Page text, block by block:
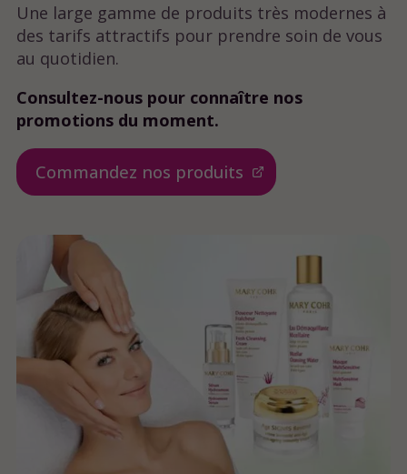
Une large gamme de produits très modernes à
des tarifs attractifs pour prendre soin de vous
au quotidien.
Consultez-nous pour connaître nos
promotions du moment.
Commandez nos produits